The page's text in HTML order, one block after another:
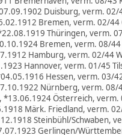
Duisburg, verm.
Bremen, verm. 02/44
Thüringen, verm.
Bremen, verm. 08/
Hamburg, verm. 02/44
Hannover, verm. 01/45
Hessen, verm. 03/
Nürnberg, verm. 08/
*13.06.1924 Österreich,
Märk. Friedland, verm.
Steinbühl/Schwaben,
Gerlingen/